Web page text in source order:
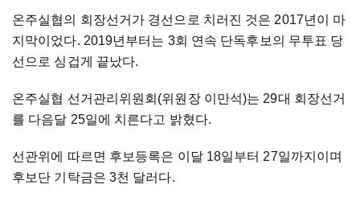
온주실협의 회장선거가 경선으로 치러진 것은 2017년이 마
지막이었다. 2019년부터는 3회 연속 단독후보의 무투표 당
선으로 싱겁게 끝났다.
온주실협 선거관리위원회(위원장 이만석)는 29대 회장선거
를 다음달 25일에 치른다고 밝혔다.
선관위에 따르면 후보등록은 이달 18일부터 27일까지이며
후보단 기탁금은 3천 달러다.